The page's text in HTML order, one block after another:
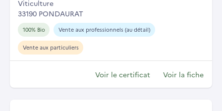
Viticulture
33190 PONDAURAT
100% Bio Vente aux professionnels (au détail)
Vente aux particuliers
Voir le certificat Voir la fiche